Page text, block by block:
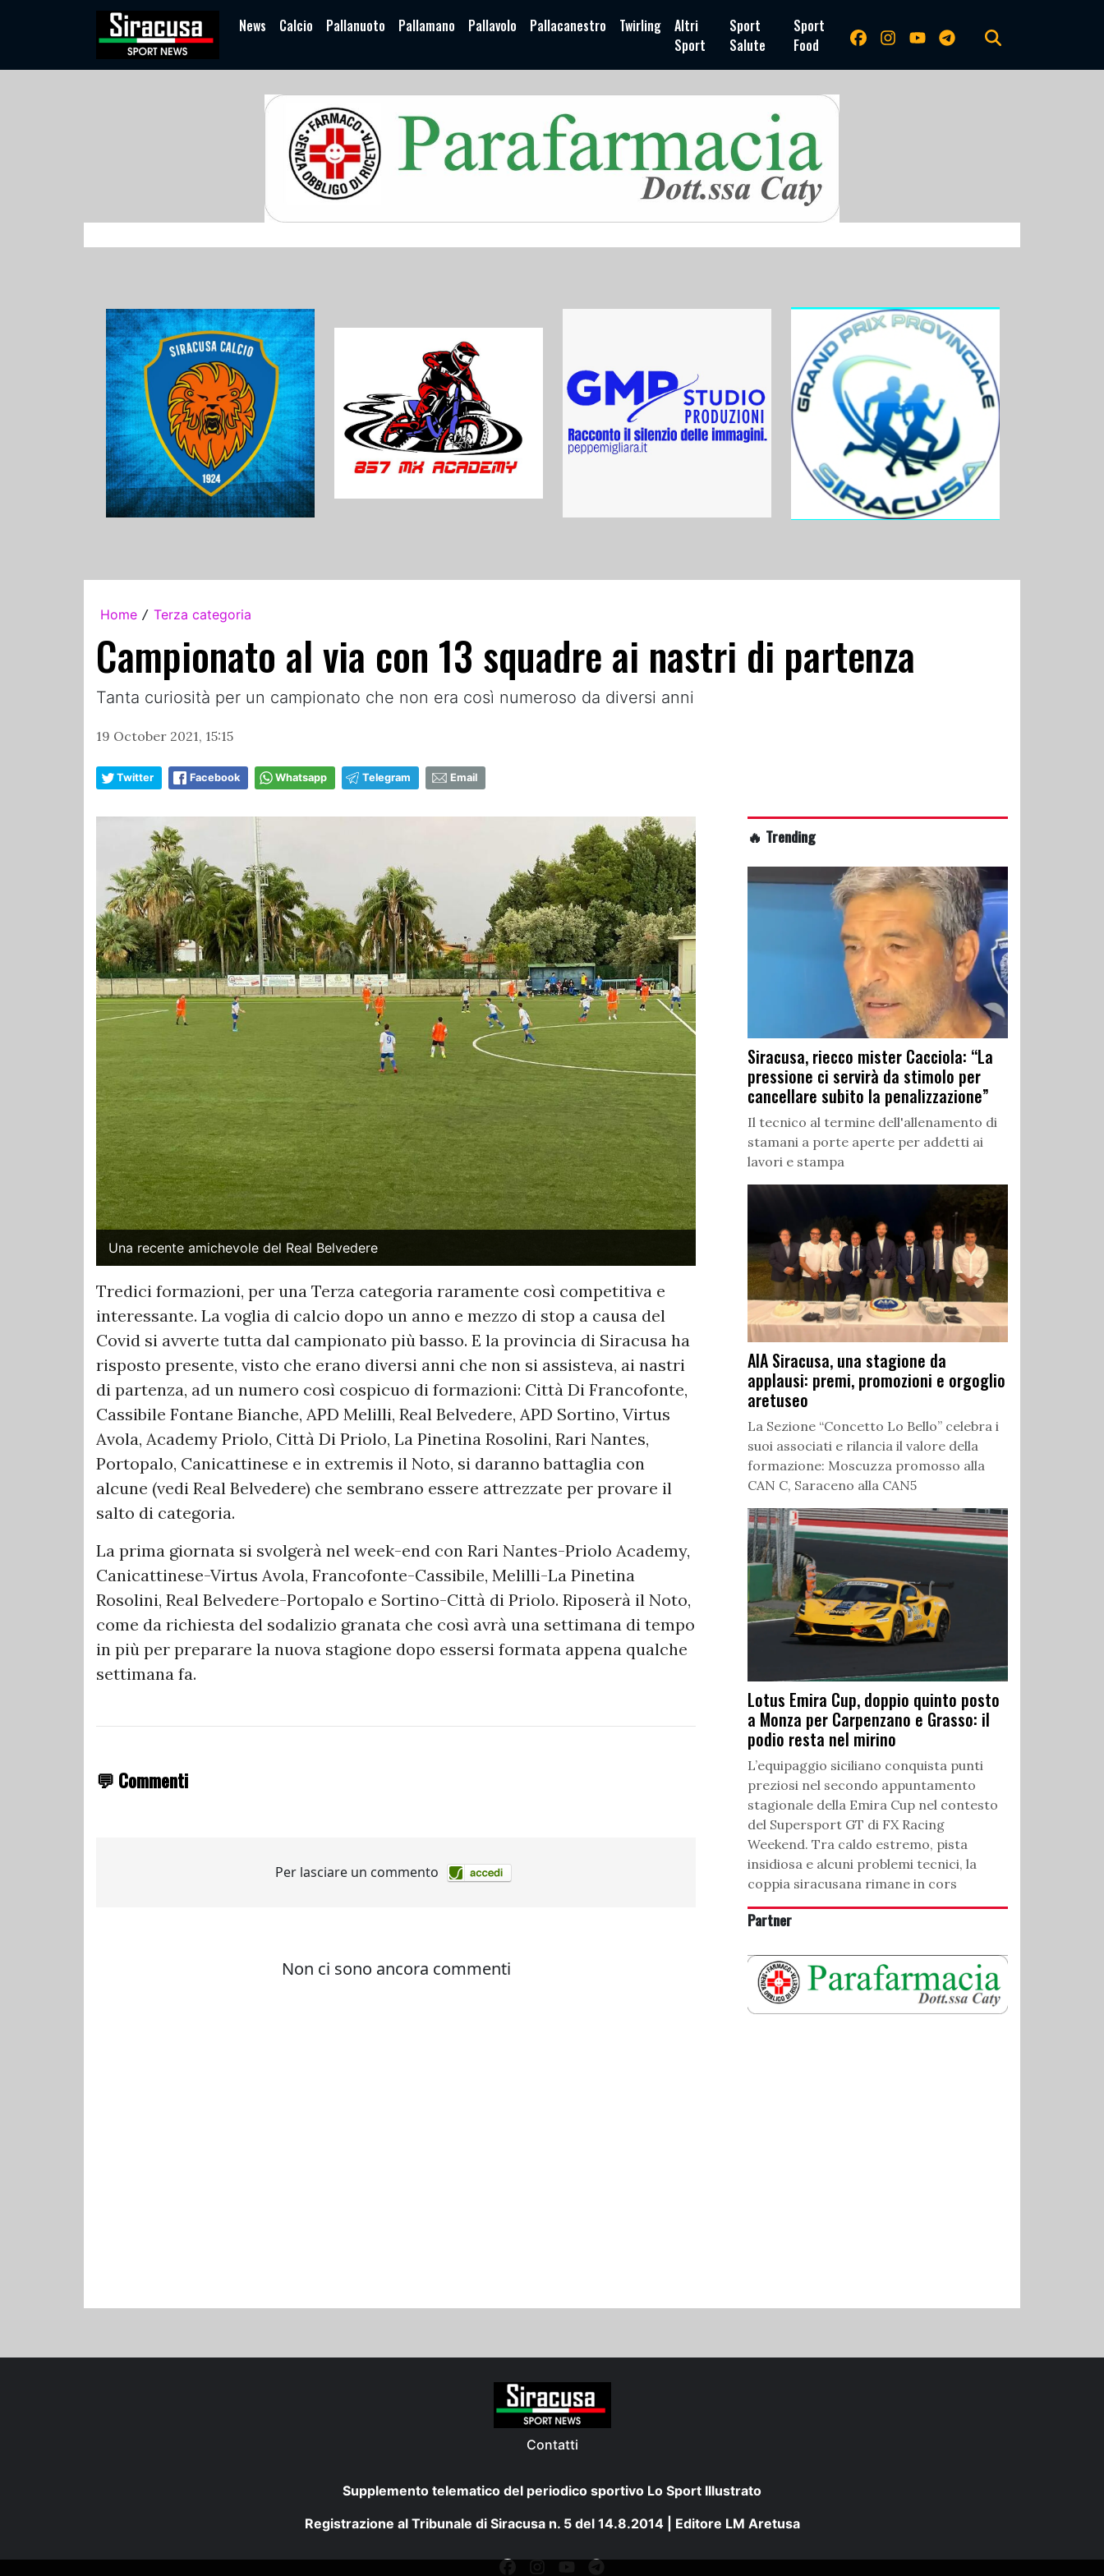
News Calcio Pallanuoto Pallamano Pallavolo Pallacanestro Twirling
Altri
Sport
Sport
Salute
Sport
Food
Home / Terza categoria
Campionato al via con 13 squadre ai nastri di partenza
Tanta curiosità per un campionato che non era così numeroso da diversi anni
19 October 2021, 15:15
Twitter Facebook Whatsapp Telegram Email
Una recente amichevole del Real Belvedere
Tredici formazioni, per una Terza categoria raramente così competitiva e
interessante. La voglia di calcio dopo un anno e mezzo di stop a causa del
Covid si avverte tutta dal campionato più basso. E la provincia di Siracusa ha
risposto presente, visto che erano diversi anni che non si assisteva, ai nastri
di partenza, ad un numero così cospicuo di formazioni: Città Di Francofonte,
Cassibile Fontane Bianche, APD Melilli, Real Belvedere, APD Sortino, Virtus
Avola, Academy Priolo, Città Di Priolo, La Pinetina Rosolini, Rari Nantes,
Portopalo, Canicattinese e in extremis il Noto, si daranno battaglia con
alcune (vedi Real Belvedere) che sembrano essere attrezzate per provare il
salto di categoria.
La prima giornata si svolgerà nel week-end con Rari Nantes-Priolo Academy,
Canicattinese-Virtus Avola, Francofonte-Cassibile, Melilli-La Pinetina
Rosolini, Real Belvedere-Portopalo e Sortino-Città di Priolo. Riposerà il Noto,
come da richiesta del sodalizio granata che così avrà una settimana di tempo
in più per preparare la nuova stagione dopo essersi formata appena qualche
settimana fa.
💬 Commenti
🔥 Trending
Siracusa, riecco mister Cacciola: “La
pressione ci servirà da stimolo per
cancellare subito la penalizzazione”
Il tecnico al termine dell'allenamento di
stamani a porte aperte per addetti ai
lavori e stampa
AIA Siracusa, una stagione da
applausi: premi, promozioni e orgoglio
aretuseo
La Sezione “Concetto Lo Bello” celebra i
suoi associati e rilancia il valore della
formazione: Moscuzza promosso alla
CAN C, Saraceno alla CAN5
Lotus Emira Cup, doppio quinto posto
a Monza per Carpenzano e Grasso: il
podio resta nel mirino
L’equipaggio siciliano conquista punti
preziosi nel secondo appuntamento
stagionale della Emira Cup nel contesto
del Supersport GT di FX Racing
Weekend. Tra caldo estremo, pista
insidiosa e alcuni problemi tecnici, la
coppia siracusana rimane in cors
Partner
Contatti
Supplemento telematico del periodico sportivo Lo Sport Illustrato
Registrazione al Tribunale di Siracusa n. 5 del 14.8.2014 | Editore LM Aretusa